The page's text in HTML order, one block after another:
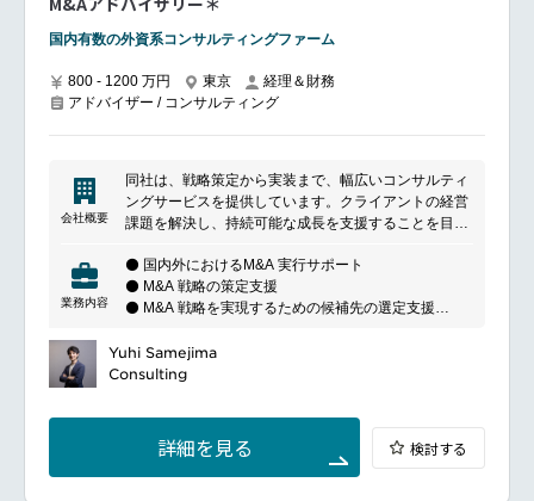
国内有数の外資系コンサルティングファーム
800 - 1200 万円 東京
経理＆財務
アドバイザー / コンサルティング
会社概要
同社は、戦略策定から実装まで、幅広いコンサルティ
ングサービスを提供しています。クライアントの経営
課題を解決し、持続可能な成長を支援することを目指
戦略の立案やビジネスプロセスの改善を推進します。
テクノロジーの導入やデジタルトランスフォーメーシ
ョンにおいてもリーディングカンパニーとして、クラ
な視点と地域に根ざしたアプローチを組み合わせ、ク
ライアントのニーズに応じた最適なソリューションを
業務内容
⚫ 国内外におけるM&A 実行サポート
⚫ M&A 戦略の策定支援
⚫ M&A 戦略を実現するための候補先の選定支援
⚫ 買収・売却価格、株式交換・移転比率の算定 サポ
ート
バイス
⚫ 各種条件交渉に関するアドバイス
Yuhi Samejima
Consulting
詳細を見る 検討する